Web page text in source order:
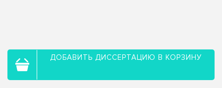
ДОБАВИТЬ ДИССЕРТАЦИЮ В КОРЗИНУ